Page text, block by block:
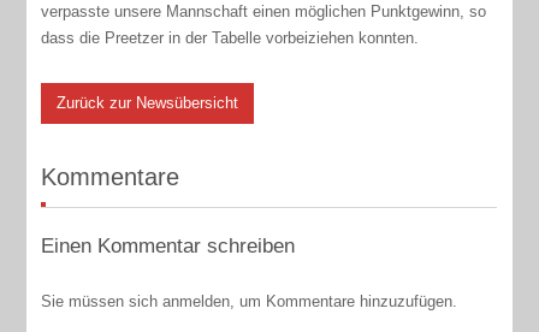
verpasste unsere Mannschaft einen möglichen Punktgewinn, so
dass die Preetzer in der Tabelle vorbeiziehen konnten.
Zurück zur Newsübersicht
Kommentare
Einen Kommentar schreiben
Sie müssen sich anmelden, um Kommentare hinzuzufügen.